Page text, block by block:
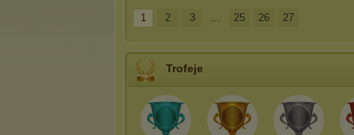
1 2 3 ... 25 26 27
Trofeje